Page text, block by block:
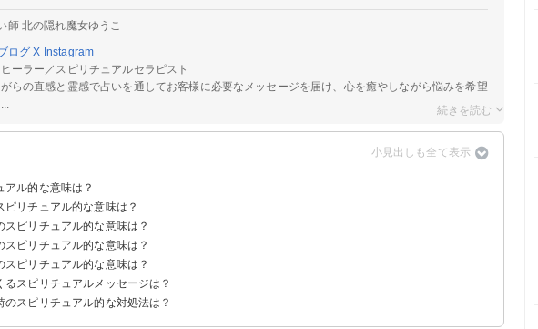
師 北の隠れ魔女ゆうこ
ログX Instagram
ーラー／スピリチュアルセラピスト
らの直感と霊感で占いを通してお客様に必要なメッセージを届け、心を癒やしながら悩みを希望
アル的な意味は？
ンスの訪れ
味が決まる
ピリチュアル的な意味は？
リチュアル的意味
ピリチュアル的意味
スピリチュアル的意味
リチュアル的意味
スピリチュアル的な意味は？
スピリチュアル的意味
スピリチュアル的意味
いる蛇を見るスピリチュアル的意味
るスピリチュアル的意味
を見るスピリチュアル的意味
スピリチュアル的な意味は？
スピリチュアル的意味
ピリチュアル的意味
スピリチュアル的意味
を見るスピリチュアル的意味
スピリチュアル的意味
スピリチュアル的な意味は？
切るスピリチュアル的意味
ピリチュアル的意味
チュアル的意味
るスピリチュアル的意味
るスピリチュアルメッセージは？
のスピリチュアル的な対処法は？